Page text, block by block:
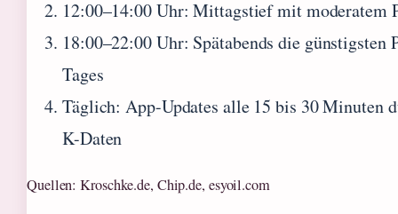
12:00–14:00 Uhr: Mittagstief mit moderatem
18:00–22:00 Uhr: Spätabends die günstigsten
Tages
Täglich: App-Updates alle 15 bis 30 Minuten
K-Daten
Quellen: Kroschke.de, Chip.de, esyoil.com